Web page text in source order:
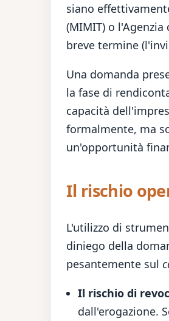
siano
(MIMIT) o
breve termine
Una domanda
la fase di
capacità
formalmente, ma
un'opportunità
Il rischio
L'utilizzo di
diniego della
pesantemente sul
Il rischio di
dall'erogazione.